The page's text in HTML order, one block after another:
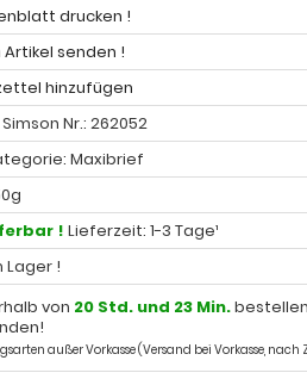
drucken !
Artikel senden !
hinzufügen
Nr.: 262052
Maxibrief
! Lieferzeit: 1-3 Tage¹
Lager !
von 20 Std. und 23 Min.
außer Vorkasse (Versand bei Vorkasse,